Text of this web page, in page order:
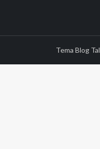
Tema Blog